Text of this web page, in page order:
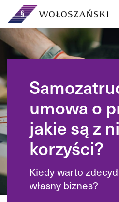
umowa o
jakie są z
korzyści?
Kiedy warto
własny biznes?